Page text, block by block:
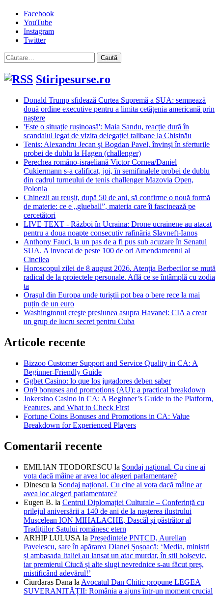
Facebook
YouTube
Instagram
Twitter
Caută
după:
Stiripesurse.ro
Donald Trump sfidează Curtea Supremă a SUA: semnează
două ordine executive pentru a limita cetățenia americană prin
naștere
'Este o situație rușinoasă': Maia Sandu, reacție dură în
scandalul legat de vizita delegației talibane la Chișinău
Tenis: Alexandru Jecan şi Bogdan Pavel, învinşi în sferturile
probei de dublu la Hagen (challenger)
Perechea româno-israeliană Victor Cornea/Daniel
Cukiermann s-a calificat, joi, în semifinalele probei de dublu
din cadrul turneului de tenis challenger Mazovia Open,
Polonia
Chinezii au reușit, după 50 de ani, să confirme o nouă formă
de materie: ce e „glueball”, materia care îi fascinează pe
cercetători
LIVE TEXT - Război în Ucraina: Drone ucrainene au atacat
pentru a doua noapte consecutiv rafinăria Slavneft-Ianos
Anthony Fauci, la un pas de a fi pus sub acuzare în Senatul
SUA. A invocat de peste 100 de ori Amendamentul al
Cincilea
Horoscopul zilei de 8 august 2026. Atenția Berbecilor se mută
radical de la proiectele personale. Află ce se întâmplă cu zodia
ta
Orașul din Europa unde turiștii pot bea o bere rece la mai
puțin de un euro
Washingtonul creşte presiunea asupra Havanei: CIA a creat
un grup de lucru secret pentru Cuba
Articole recente
Bizzoo Customer Support and Service Quality in CA: A
Beginner-Friendly Guide
Ggbet Casino: lo que los jugadores deben saber
On9 bonuses and promotions (AU): a practical breakdown
Jokersino Casino in CA: A Beginner’s Guide to the Platform,
Features, and What to Check First
Fortune Coins Bonuses and Promotions in CA: Value
Breakdown for Experienced Players
Comentarii recente
EMILIAN TEODORESCU la Sondaj național. Cu cine ai
vota dacă mâine ar avea loc alegeri parlamentare?
Dinescu la Sondaj național. Cu cine ai vota dacă mâine ar
avea loc alegeri parlamentare?
Eugen B. la Centrul Diplomației Culturale – Conferință cu
prilejul aniversării a 140 de ani de la nașterea ilustrului
Muscelean ION MIHALACHE, Dascăl și păstrător al
Tradițiilor Satului românesc etern
ARHIP LULUSA la Președintele PNȚCD, Aurelian
Pavelescu, sare în apărarea Dianei Șoșoacă: ‘Media, miniștri
și ambasada Italiei au lansat un atac murdar, în stil bolșevic,
iar premierul Ciucă și alte slugi nevrednice s-au făcut preș,
mistificând adevărul!’
Ciurdaras Dana la Avocatul Dan Chitic propune LEGEA
SUVERANITĂȚII: România a ajuns într-un moment crucial